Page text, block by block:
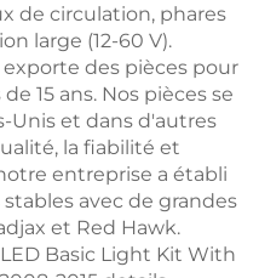
de circulation, phares
large (12-60 V).
des pièces pour
15 ans. Nos pièces se
Unis et dans d'autres
la fiabilité et
entreprise a établi
avec de grandes
et Red Hawk.